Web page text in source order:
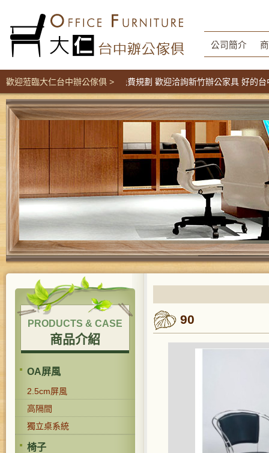
公司簡介
歡迎蒞臨大仁台中辦公傢俱 >
間辦公家具工廠直營價 免費規劃 歡迎洽詢新竹辦公家具 好的台中
PRODUCTS & CASE
商品介紹
OA屏風
2.5cm屏風
高隔間
獨立桌系統
椅子
90